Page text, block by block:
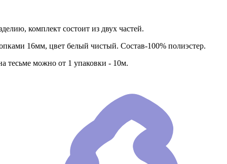
комплект состоит из двух частей.
16мм, цвет белый чистый. Состав-100% полиэстер.
тесьме можно от 1 упаковки - 10м.